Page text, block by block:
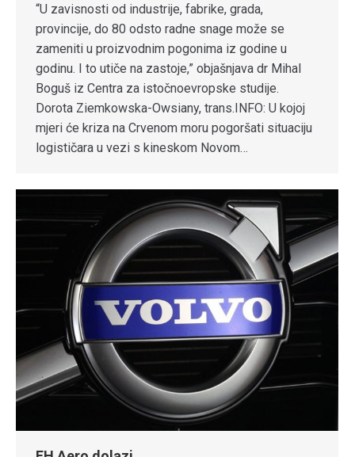
“U zavisnosti od industrije, fabrike, grada,
provincije, do 80 odsto radne snage može se
zameniti u proizvodnim pogonima iz godine u
godinu. I to utiče na zastoje,” objašnjava dr Mihal
Boguš iz Centra za istočnoevropske studije.
Dorota Ziemkowska-Owsiany, trans.INFO: U kojoj
mjeri će kriza na Crvenom moru pogoršati situaciju
logističara u vezi s kineskom Novom…